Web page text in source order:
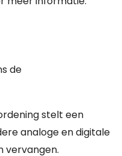
de
stelt een
analoge en digitale
vervangen.